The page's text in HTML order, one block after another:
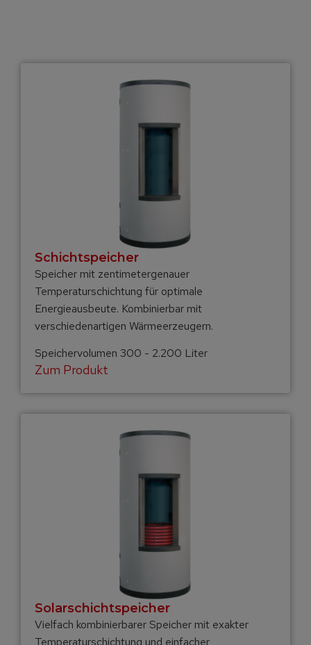
Schicht­speicher
Speicher mit zentimetergenauer
Temperaturschichtung für optimale
Energieausbeute. Kombinierbar mit
verschiedenartigen Wärmeerzeugern.
Speichervolumen 300 - 2.200 Liter
Zum Produkt
Solar­schicht­speicher
Vielfach kombinierbarer Speicher mit exakter